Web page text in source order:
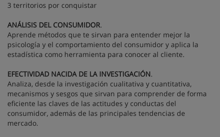
3 territorios por conquistar
ANÁLISIS DEL CONSUMIDOR.
Aprende métodos que te sirvan para entender mejor la
psicología y el comportamiento del consumidor y aplica la
estadística como herramienta para conocer al cliente.
EFECTIVIDAD NACIDA DE LA INVESTIGACIÓN.
Analiza, desde la investigación cualitativa y cuantitativa,
mecanismos y sesgos que sirvan para comprender de forma
eficiente las claves de las actitudes y conductas del
consumidor, además de las principales tendencias de
mercado.